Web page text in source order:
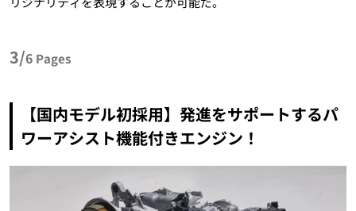
3/6 Pages
【国内モデル初採用】発進をサポートするパ
ワーアシスト機能付きエンジン！